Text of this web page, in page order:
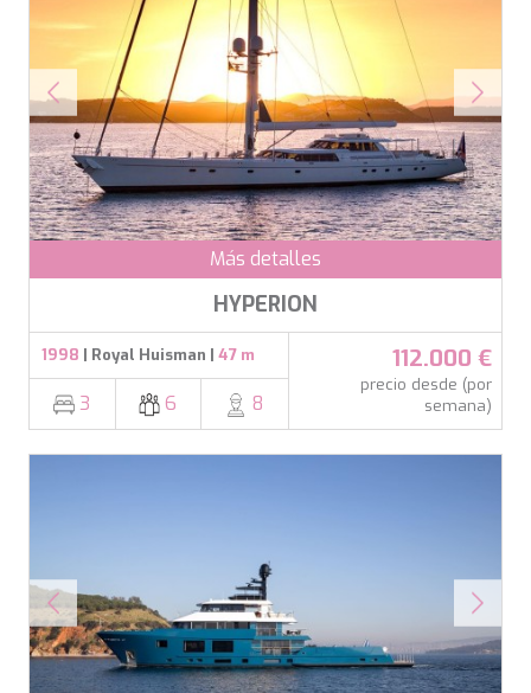
Más detalles
HYPERION
1998 | Royal Huisman | 47 m
3 6 8
112.000 €
precio desde (por
semana)